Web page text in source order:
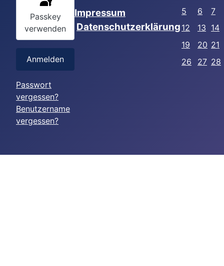
Passkey
verwenden
Anmelden
Passwort
vergessen?
Benutzername
vergessen?
Impressum
Datenschutzerklärung
5
6
7
12
13 14
19
20 21
26
27 28